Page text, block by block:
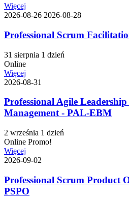
Więcej
2026-08-26 2026-08-28
Professional Scrum
31 sierpnia 1 dzień
Online
Więcej
2026-08-31
Professional Agile
Management - PAL-EBM
2 września 1 dzień
Online Promo!
Więcej
2026-09-02
Professional Scrum Product
PSPO